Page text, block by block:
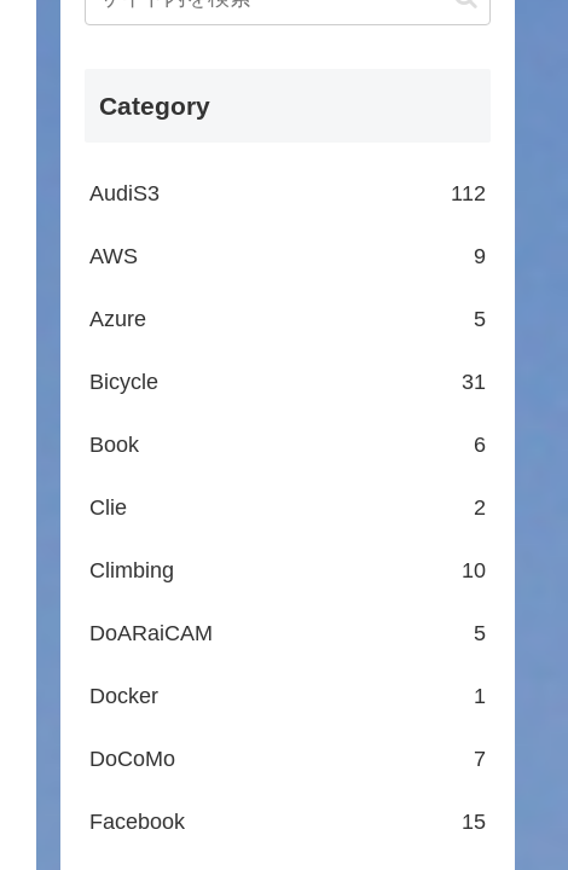
Category
AudiS3 112
AWS 9
Azure 5
Bicycle 31
Book 6
Clie 2
Climbing 10
DoARaiCAM 5
Docker 1
DoCoMo 7
Facebook 15